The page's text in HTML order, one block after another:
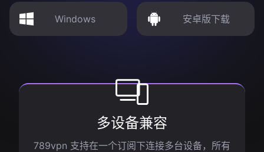
Windows 安卓版下载
多设备兼容
789vpn 支持在一个订阅下连接多台设备，所有